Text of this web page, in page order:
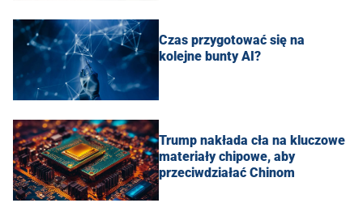
Czas przygotować się na
kolejne bunty AI?
Trump nakłada cła na kluczowe
materiały chipowe, aby
przeciwdziałać Chinom